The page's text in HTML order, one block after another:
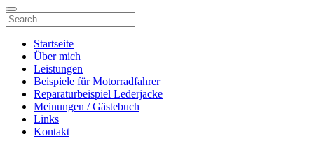
Search
Startseite
Über mich
Leistungen
Beispiele für Motorradfahrer
Reparaturbeispiel Lederjacke
Meinungen / Gästebuch
Links
Kontakt